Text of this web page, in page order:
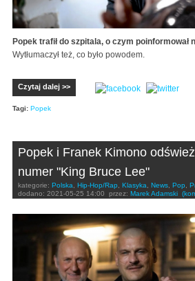
Popek trafił do szpitala, o czym poinformował
Wytłumaczył też, co było powodem.
Czytaj dalej >>
Tagi: Popek
Popek i Franek Kimono
numer "King Bruce Lee"
kategorie: Polska Hip-Hop/Rap Klasyka News Pop
dodano: 2021-05-25 14:00 przez: Marek Adamski